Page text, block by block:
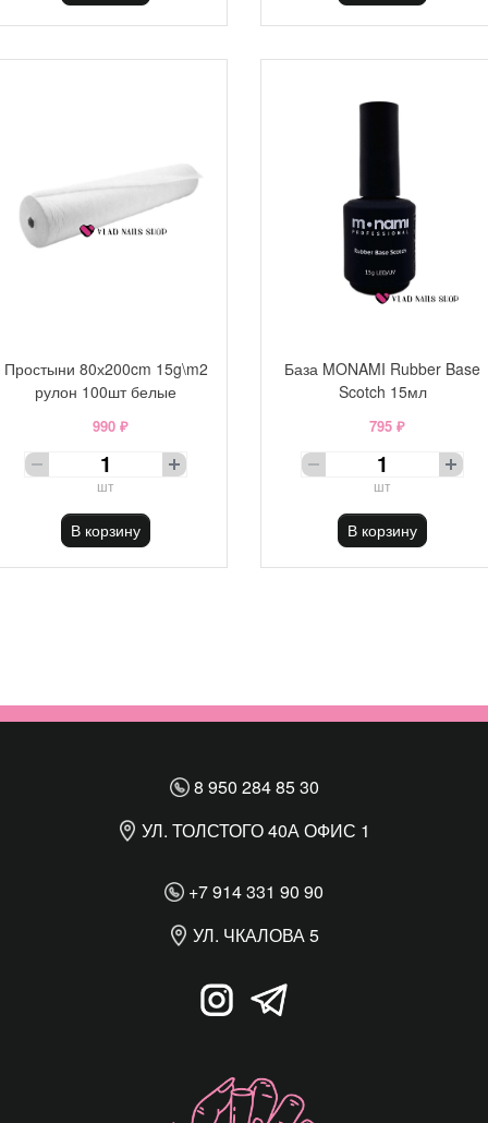
Простыни 80х200cm 15g\m2
рулон 100шт белые
990 ₽
шт
В корзину
База MONAMI Rubber Base
Scotch 15мл
795 ₽
шт
В корзину
8 950 284 85 30
УЛ. ТОЛСТОГО 40А ОФИС 1
+7 914 331 90 90
УЛ. ЧКАЛОВА 5